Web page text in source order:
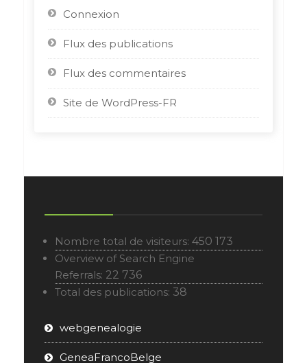
Connexion
Flux des publications
Flux des commentaires
Site de WordPress-FR
Nombre total de visiteurs: 450 173
Overview of Search Engine
Referrals: 22 736
Total des publications: 38
webgenealogie
GeneaFrancoBelge